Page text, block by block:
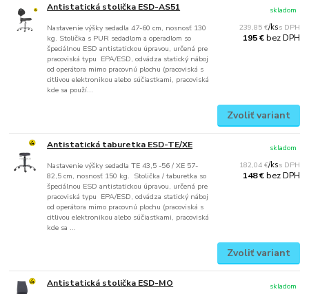
Antistatická stolička ESD-AS51
Nastavenie výšky sedadla 47-60 cm, nosnosť 130
kg. Stolička s PUR sedadlom a operadlom so
špeciálnou ESD antistatickou úpravou, určená pre
pracoviská typu EPA/ESD, odvádza statický náboj
od operátora mimo pracovnú plochu (pracoviská s
citlivou elektronikou alebo súčiastkami, pracoviská
kde sa použí...
239,85 €/ks
195 €bez DPH
skladom
Zvoliť variant
Antistatická taburetka ESD-TE/XE
Nastavenie výšky sedadla TE 43,5 -56 / XE 57-
82,5 cm, nosnosť 150 kg. Stolička / taburetka so
špeciálnou ESD antistatickou úpravou, určená pre
pracoviská typu EPA/ESD, odvádza statický náboj
od operátora mimo pracovnú plochu (pracoviská s
citlivou elektronikou alebo súčiastkami, pracoviská
kde sa ...
182,04 €/ks
148 €bez DPH
skladom
Zvoliť variant
Antistatická stolička ESD-MO skladom